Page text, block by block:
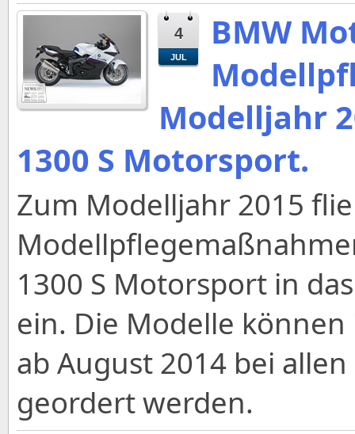
4
JUL
BMW
Modelljahr
1300 S Motorsport.
Zum Modelljahr 2015
1300 S Motorsport in
ein. Die Modelle
ab August 2014 bei
geordert werden.